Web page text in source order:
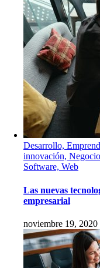
Desarrollo,
innovación,
Software, Web
Las nuevas
empresarial
noviembre 19, 2020